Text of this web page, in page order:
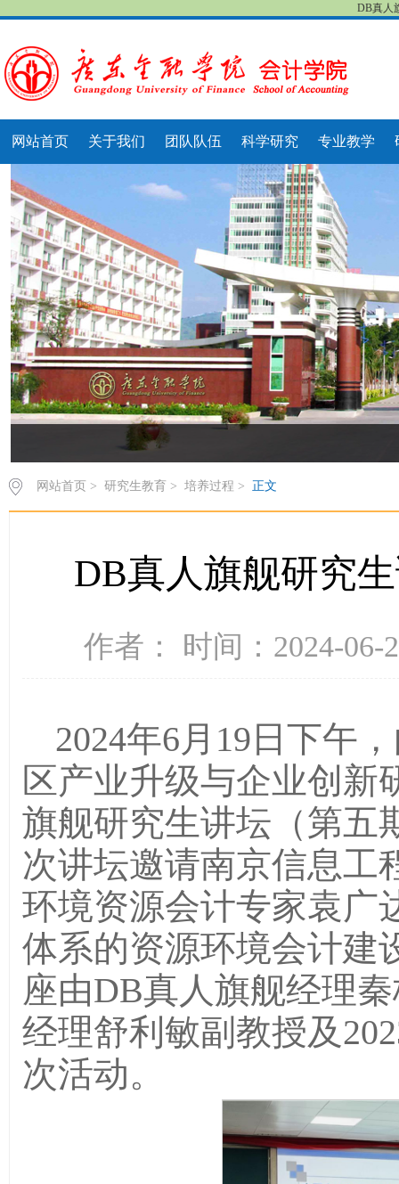
DB真人
网站首页 关于我们 团队队伍 科学研究 专业教学
网站首页 > 研究生教育 > 培养过程 > 正文
DB真人旗舰研究
作者： 时间：2024-06-
2024年6月19日下午
区产业升级与企业创新
旗舰研究生讲坛（第五
次讲坛邀请南京信息工
环境资源会计专家袁广
体系的资源环境会计建
座由DB真人旗舰经理
经理舒利敏副教授及
次活动。